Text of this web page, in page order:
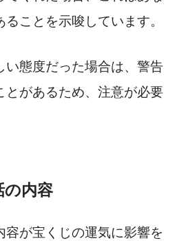
ことを示唆しています。
い態度だった場合は、警告
とがあるため、注意が必要
の内容
容が宝くじの運気に影響を